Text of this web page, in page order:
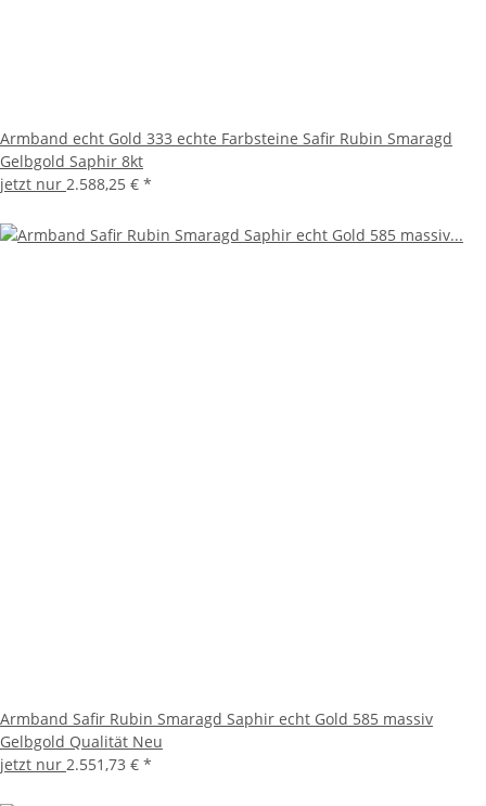
Armband echt Gold 333 echte Farbsteine Safir Rubin Smaragd
Gelbgold Saphir 8kt
jetzt nur 2.588,25 € *
Armband Safir Rubin Smaragd Saphir echt Gold 585 massiv
Gelbgold Qualität Neu
jetzt nur 2.551,73 € *